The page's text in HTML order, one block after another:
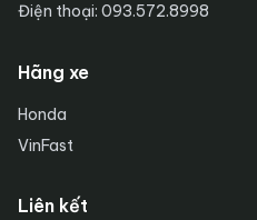
Điện thoại: 093.572.8998
Hãng xe
Honda
VinFast
Liên kết